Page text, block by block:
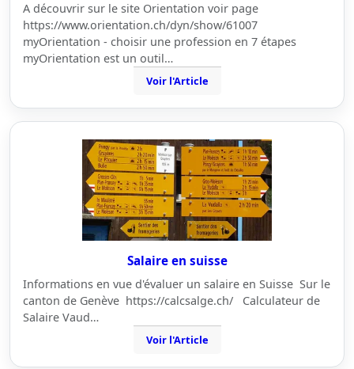
A découvrir sur le site Orientation voir page
https://www.orientation.ch/dyn/show/61007
myOrientation - choisir une profession en 7 étapes
myOrientation est un outil…
Voir l'Article
Salaire en suisse
Informations en vue d'évaluer un salaire en Suisse Sur le
canton de Genève https://calcsalge.ch/ Calculateur de
Salaire Vaud…
Voir l'Article